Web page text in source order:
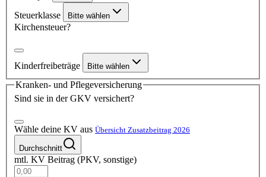
Steuerklasse Bitte wählen
Kirchensteuer?
Kinderfreibeträge Bitte wählen
Kranken- und Pflegeversicherung
Sind sie in der GKV versichert?
Wähle deine KV aus Übersicht Zusatzbeitrag 2026
Durchschnitt
mtl. KV Beitrag (PKV, sonstige)